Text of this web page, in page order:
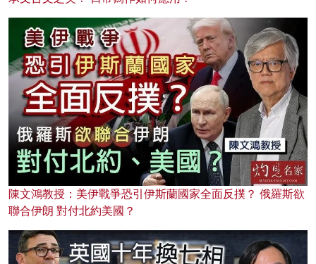
陳文鴻教授：美伊戰爭恐引伊斯蘭國家全面反撲？ 俄羅斯欲
聯合伊朗 對付北約美國？